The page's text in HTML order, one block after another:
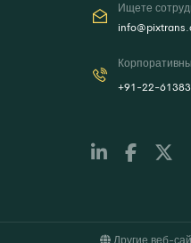
Ищете
+91-22-